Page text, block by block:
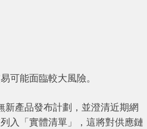
可能面臨較大風險。
產品發布計劃，並澄清近期網
入「實體清單」，這將對供應鏈